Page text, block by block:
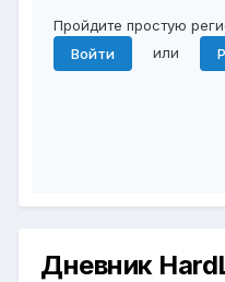
Пройдите простую
Войти
или
Дневник